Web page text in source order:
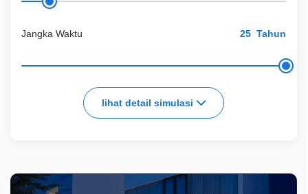
Jangka Waktu Tahun
lihat detail simulasi